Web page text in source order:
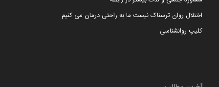
اختلال روان ترسناک نیست ما به راحتی درمان می کنیم
کلیپ روانشناسی